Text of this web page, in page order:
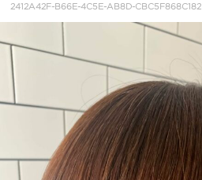
2412A42F-B66E-4C5E-AB8D-CBC5F868C182